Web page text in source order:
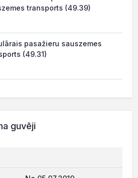
transports (49.39)
pasažieru sauszemes
(49.31)
guvēji